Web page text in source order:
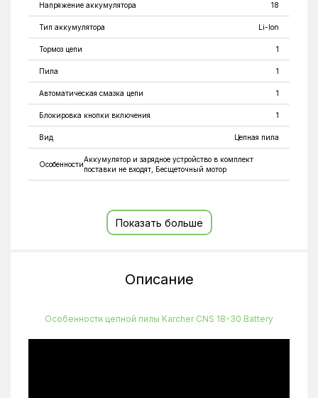
Напряжение аккумулятора 18
Тип аккумулятора Li-Ion
Тормоз цепи 1
Пила 1
Автоматическая смазка цепи 1
Блокировка кнопки включения 1
Вид Цепная пила
Особенности
Аккумулятор и зарядное устройство в комплект
поставки не входят, Бесщеточный мотор
Показать больше
Описание
Особенности цепной пилы Karcher CNS 18-30 Battery